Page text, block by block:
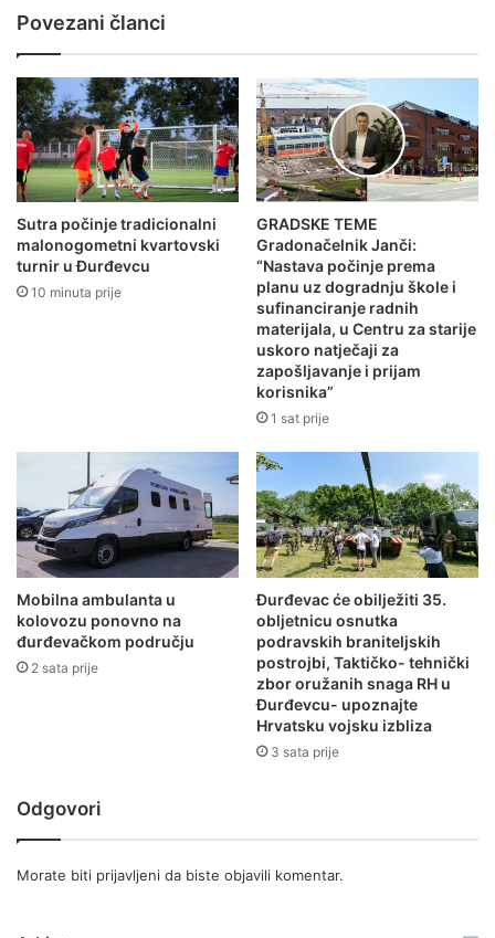
Povezani članci
Sutra počinje tradicionalni
malonogometni kvartovski
turnir u Đurđevcu
10 minuta prije
GRADSKE TEME
Gradonačelnik Janči:
“Nastava počinje prema
planu uz dogradnju škole i
sufinanciranje radnih
materijala, u Centru za starije
uskoro natječaji za
zapošljavanje i prijam
korisnika”
1 sat prije
Mobilna ambulanta u
kolovozu ponovno na
đurđevačkom području
2 sata prije
Đurđevac će obilježiti 35.
obljetnicu osnutka
podravskih braniteljskih
postrojbi, Taktičko- tehnički
zbor oružanih snaga RH u
Đurđevcu- upoznajte
Hrvatsku vojsku izbliza
3 sata prije
Odgovori
Morate biti prijavljeni da biste objavili komentar.